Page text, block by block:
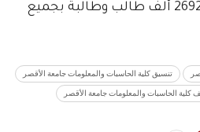
طلاب 45908 ألف طالب. وبلغ إجمالي عدد طلاب المرحلة 269202 ألف طالب وطالبة بجميع
تنسيق كلية الحاسبات والمعلومات جامعة الأقصر
كلية الحاسبات والمعلومات جامعة الأقصر